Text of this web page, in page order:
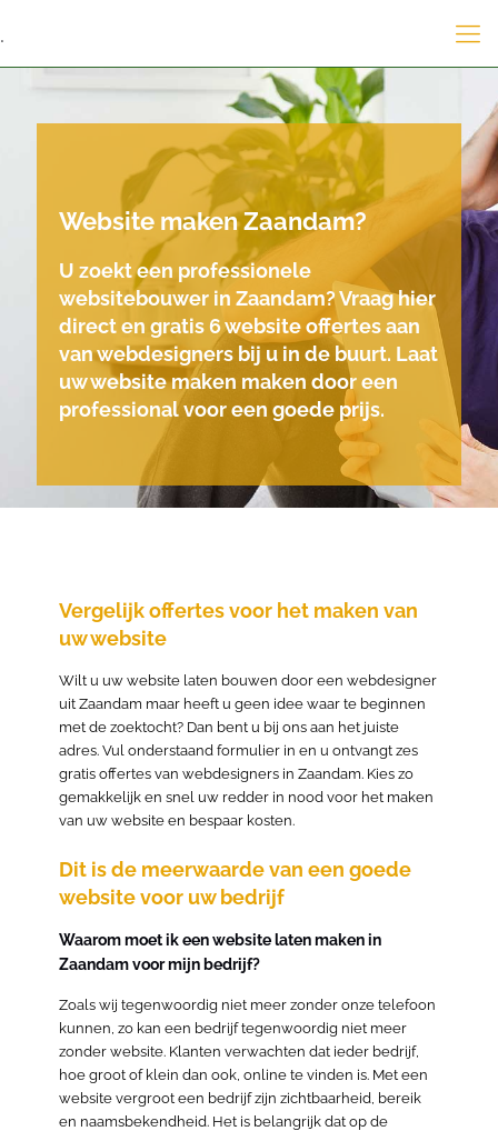
.
Website maken Zaandam?
U zoekt een professionele
websitebouwer in Zaandam? Vraag hier
direct en gratis 6 website offertes aan
van webdesigners bij u in de buurt. Laat
uw website maken maken door een
professional voor een goede prijs.
Vergelijk offertes voor het maken van
uw website
Wilt u uw website laten bouwen door een webdesigner
uit Zaandam maar heeft u geen idee waar te beginnen
met de zoektocht? Dan bent u bij ons aan het juiste
adres. Vul onderstaand formulier in en u ontvangt zes
gratis offertes van webdesigners in Zaandam. Kies zo
gemakkelijk en snel uw redder in nood voor het maken
van uw website en bespaar kosten.
Dit is de meerwaarde van een goede
website voor uw bedrijf
Waarom moet ik een website laten maken in
Zaandam voor mijn bedrijf?
Zoals wij tegenwoordig niet meer zonder onze telefoon
kunnen, zo kan een bedrijf tegenwoordig niet meer
zonder website. Klanten verwachten dat ieder bedrijf,
hoe groot of klein dan ook, online te vinden is. Met een
website vergroot een bedrijf zijn zichtbaarheid, bereik
en naamsbekendheid. Het is belangrijk dat op de